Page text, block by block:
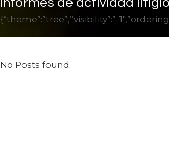
{“theme”:”tree”,”visibility”:”-
No Posts found.